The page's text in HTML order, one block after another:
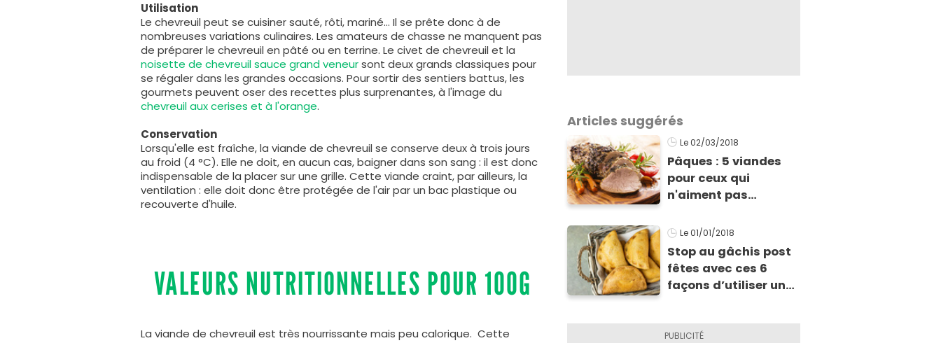
Utilisation
Le chevreuil peut se cuisiner sauté, rôti, mariné… Il se prête donc à de
nombreuses variations culinaires. Les amateurs de chasse ne manquent pas
de préparer le chevreuil en pâté ou en terrine. Le civet de chevreuil et la
noisette de chevreuil sauce grand veneursont deux grands classiques pour
se régaler dans les grandes occasions. Pour sortir des sentiers battus, les
gourmets peuvent oser des recettes plus surprenantes, à l'image du
chevreuil aux cerises et à l'orange.
Conservation
Lorsqu'elle est fraîche, la viande de chevreuil se conserve deux à trois jours
au froid (4 °C). Elle ne doit, en aucun cas, baigner dans son sang : il est donc
indispensable de la placer sur une grille. Cette viande craint, par ailleurs, la
ventilation : elle doit donc être protégée de l'air par un bac plastique ou
recouverte d'huile.
VALEURS NUTRITIONNELLES POUR 100G
La viande de chevreuil est très nourrissante mais peu calorique. Cette
Articles suggérés
Le 02/03/2018
Pâques : 5 viandes
pour ceux qui
n'aiment pas
Le 01/01/2018
Stop au gâchis post
fêtes avec ces 6
façons d’utiliser un